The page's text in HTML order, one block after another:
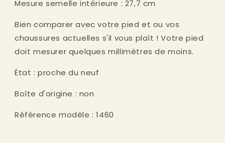
Mesure semelle intérieure : 27,7 cm
Bien comparer avec votre pied et ou vos
chaussures actuelles s'il vous plaît ! Votre pied
doit mesurer quelques millimètres de moins.
État : proche du neuf
Boîte d'origine : non
Référence modèle : 1460